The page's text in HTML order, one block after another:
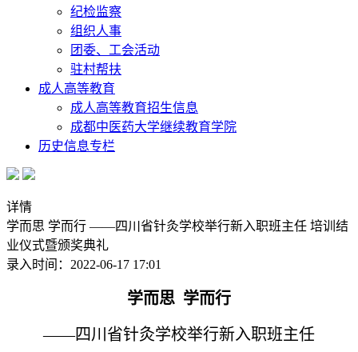
纪检监察
组织人事
团委、工会活动
驻村帮扶
成人高等教育
成人高等教育招生信息
成都中医药大学继续教育学院
历史信息专栏
详情
学而思 学而行 ——四川省针灸学校举行新入职班主任 培训结
业仪式暨颁奖典礼
录入时间：2022-06-17 17:01
学而思 学而行
——四川省针灸学校举行新入职班主任